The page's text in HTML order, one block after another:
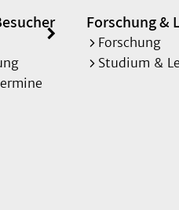
Forschung &
Forschung
Studium &